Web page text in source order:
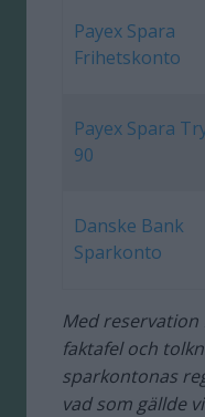
Payex Spara
Frihetskonto
Payex Spara
90
Danske Bank
Sparkonto
Med
faktafel och
sparkontonas
vad som gällde